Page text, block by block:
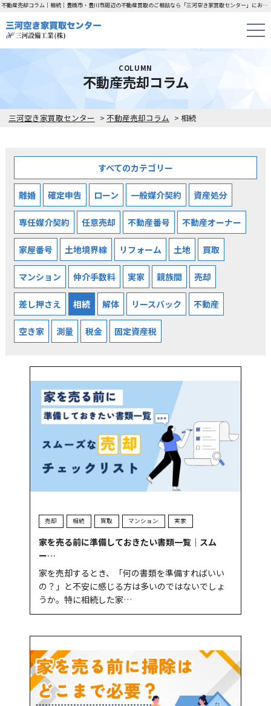
不動産売却コラム｜相続｜豊橋市・豊川市周辺の不動産買取のご相談なら「三河空き家買取センター」にお任せください！
三河空き家買取センター > 不動産売却コラム > 相続
COLUMN
不動産売却コラム
すべてのカテゴリー
離婚 確定申告 ローン 一般媒介契約 資産処分
専任媒介契約 任意売却 不動産番号 不動産オーナー
家屋番号 土地境界線 リフォーム 土地 買取
マンション 仲介手数料 実家 親族間 売却
差し押さえ 相続 解体 リースバック 不動産
空き家 測量 税金 固定資産税
売却 相続 買取 マンション 実家
家を売る前に準備しておきたい書類一覧｜スム
ー…
家を売却するとき、「何の書類を準備すればいい
の？」と不安に感じる方は多いのではないでしょ
うか。特に相続した家…